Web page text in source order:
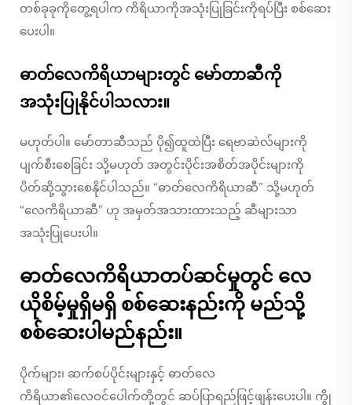
တစ်ခုခုကိုတွေ့ရပါက ကိရိယာကိုအသုံးပြုခြင်းကိုရပ်ပြီး စစ်ဆေး
ပေးပါ။
ဓာတ်လေကိရိယာများတွင် မော်တာဆီကို
အသုံးပြုနိုင်ပါသလား။
မဟုတ်ပါ။ မော်တာဆီသည် ပို၍ထူထဲပြီး ရေဗာဆဲလ်များကို
ပျက်စီးစေခြင်း သို့မဟုတ် အတွင်းပိုင်းအစိတ်အပိုင်းများကို
ပိတ်ဆို့သွားစေနိုင်ပါသည်။ “ဓာတ်လေကိရိယာဆီ” သို့မဟုတ်
“လေကိရိယာဆီ” ဟု အမှတ်အသားထားသည့် ဆီများသာ
အသုံးပြုပေးပါ။
ဓာတ်လေကိရိယာတပ်ဆင်မှုတွင် လေ
ယိုစိမ့်မှုရှိမရှိ စစ်ဆေးနည်းကို မည်သို့
စစ်ဆေးပါမည်နည်း။
ပိုက်များ၊ ဆက်စပ်ပိုင်းများနှင့် ဓာတ်လေ
ကိရိယာ၏လေဝင်ပေါက်တို့တွင် ဆပ်ပြာရည်ဖြင့်ဖျန်းပေးပါ။ ကွို